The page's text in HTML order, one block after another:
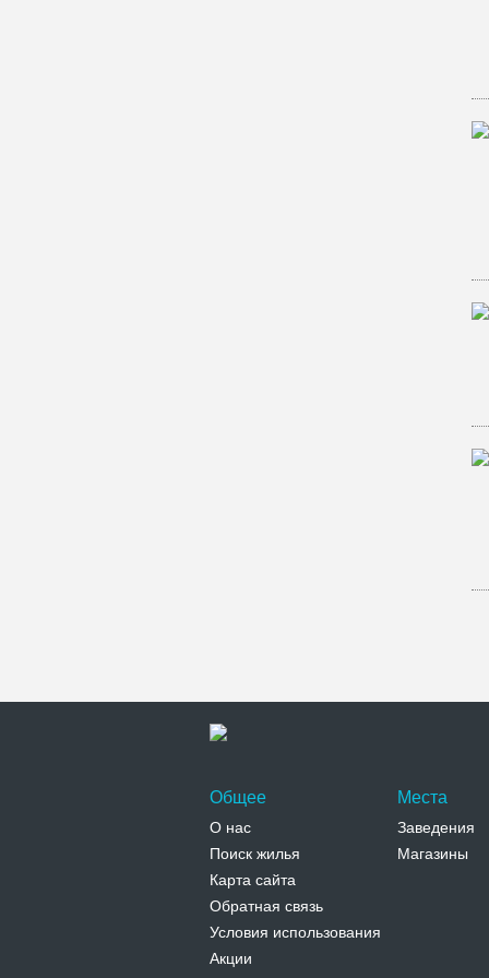
Общее
О нас
Поиск жилья
Карта сайта
Обратная связь
Условия использования
Акции
Места
Заведения
Магазины